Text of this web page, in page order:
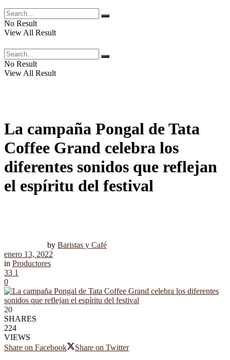
No Result
View All Result
No Result
View All Result
La campaña Pongal de Tata
Coffee Grand celebra los
diferentes sonidos que reflejan
el espíritu del festival
by Baristas y Café
enero 13, 2022
in Productores
33 1
0
20
SHARES
224
VIEWS
Share on Facebook
Share on Twitter